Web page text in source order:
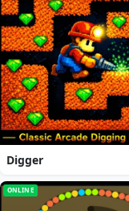
Digger
ONLINE